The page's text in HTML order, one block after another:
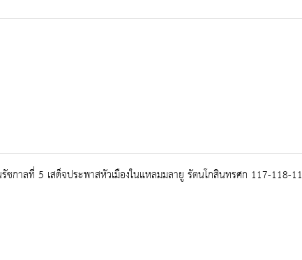
ชกาลที่ 5 เสด็จประพาสหัวเมืองในแหลมมลายู รัตนโกสินทรศก 117-118-11